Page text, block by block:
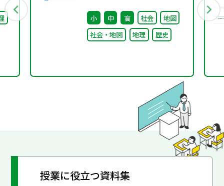
（第10回） 配付資料
小 中 高 社会
地図
社会・地図
地理 歴史
授業に役立つ資料集